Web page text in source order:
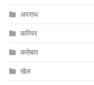
अपराध
करियर
करोबार
खेल